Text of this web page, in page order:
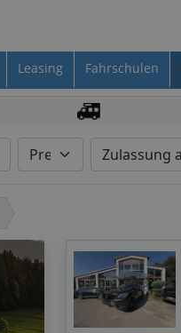
Leasing Fahrschulen